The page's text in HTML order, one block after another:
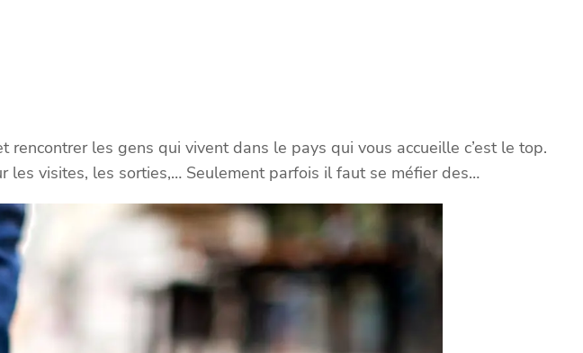
rencontrer les gens qui vivent dans le pays qui vous accueille c’est le top.
visites, les sorties,… Seulement parfois il faut se méfier des…